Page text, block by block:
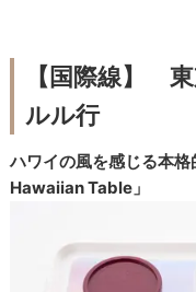
【国際線】
ルル行
ハワイの風を感じる本
Hawaiian Table」